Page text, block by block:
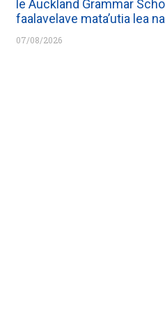
le Auckland Grammar
faalavelave mata’utia lea
07/08/2026